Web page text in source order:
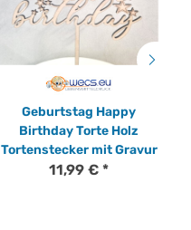
Geburtstag Happy
Birthday Torte Holz
Tortenstecker mit Gravur
11,99 € *